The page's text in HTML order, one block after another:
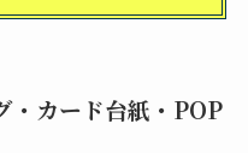
・カード台紙・POP